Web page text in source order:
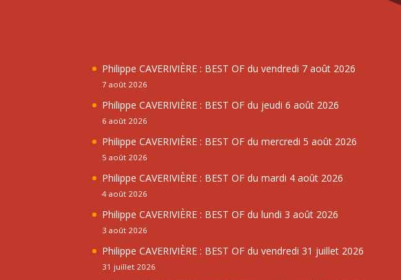
Philippe CAVERIVIÈRE : BEST OF du vendredi 7 août 2026
7 août 2026
Philippe CAVERIVIÈRE : BEST OF du jeudi 6 août 2026
6 août 2026
Philippe CAVERIVIÈRE : BEST OF du mercredi 5 août 2026
5 août 2026
Philippe CAVERIVIÈRE : BEST OF du mardi 4 août 2026
4 août 2026
Philippe CAVERIVIÈRE : BEST OF du lundi 3 août 2026
3 août 2026
Philippe CAVERIVIÈRE : BEST OF du vendredi 31 juillet 2026
31 juillet 2026